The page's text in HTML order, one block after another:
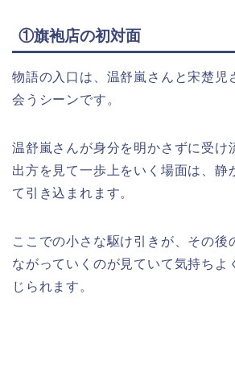
①旗袍店の初対面
物語の入口は、温舒嵐さんと宋楚児
会うシーンです。
温舒嵐さんが身分を明かさずに受け
出方を見て一歩上をいく場面は、静
て引き込まれます。
ここでの小さな駆け引きが、その後
ながっていくのが見ていて気持ちよ
じられます。​